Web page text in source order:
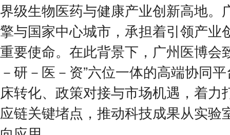
界级生物医药与健康产业创新高地。
擎与国家中心城市，承担着引领产业
重要使命。在此背景下，广州医博会
－研－医－资”六位一体的高端协同
床转化、政策对接与市场机遇，着力
应链关键堵点，推动科技成果从实验